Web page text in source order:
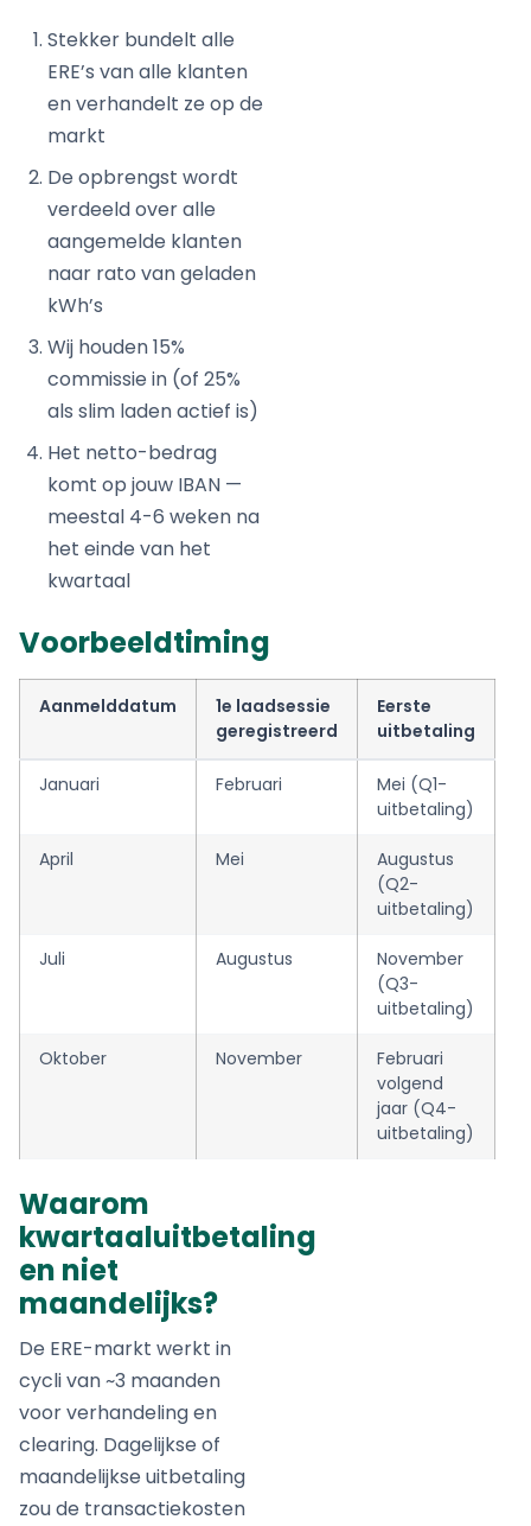
Stekker bundelt alle
ERE’s van alle klanten
en verhandelt ze op de
markt
De opbrengst wordt
verdeeld over alle
aangemelde klanten
naar rato van geladen
kWh’s
Wij houden 15%
commissie in (of 25%
als slim laden actief is)
Het netto-bedrag
komt op jouw IBAN —
meestal 4-6 weken na
het einde van het
kwartaal
Voorbeeldtiming
Aanmelddatum
1e laadsessie
geregistreerd
Eerste
uitbetaling
Januari Februari
Mei (Q1-
uitbetaling)
April Mei
Augustus
(Q2-
uitbetaling)
Juli Augustus
November
(Q3-
uitbetaling)
Oktober November
Februari
volgend
jaar (Q4-
uitbetaling)
Waarom
kwartaaluitbetaling
en niet
maandelijks?
De ERE-markt werkt in
cycli van ~3 maanden
voor verhandeling en
clearing. Dagelijkse of
maandelijkse uitbetaling
zou de transactiekosten